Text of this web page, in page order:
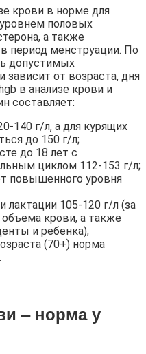
крови в норме для
половых
а также
период менструации. По
допустимых
от возраста, дня
в анализе крови и
составляет:
140 г/л, а для курящих
до 150 г/л;
до 18 лет с
циклом 112-153 г/л;
повышенного уровня
лактации 105-120 г/л (за
крови, а также
и ребенка);
(70+) норма
– норма у